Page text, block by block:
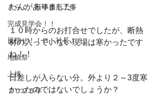
きらく 新事務所工事
完成見学会！！
目指せ！！ロト社長！！
地鎮祭
上棟
２０２６年
たんがありました。
１０時からのお打合せでしたが、断熱
材の入っていない現場は寒かったです
ね！！
日差しが入らない分。外より２～3度寒
かったのではないでしょうか？